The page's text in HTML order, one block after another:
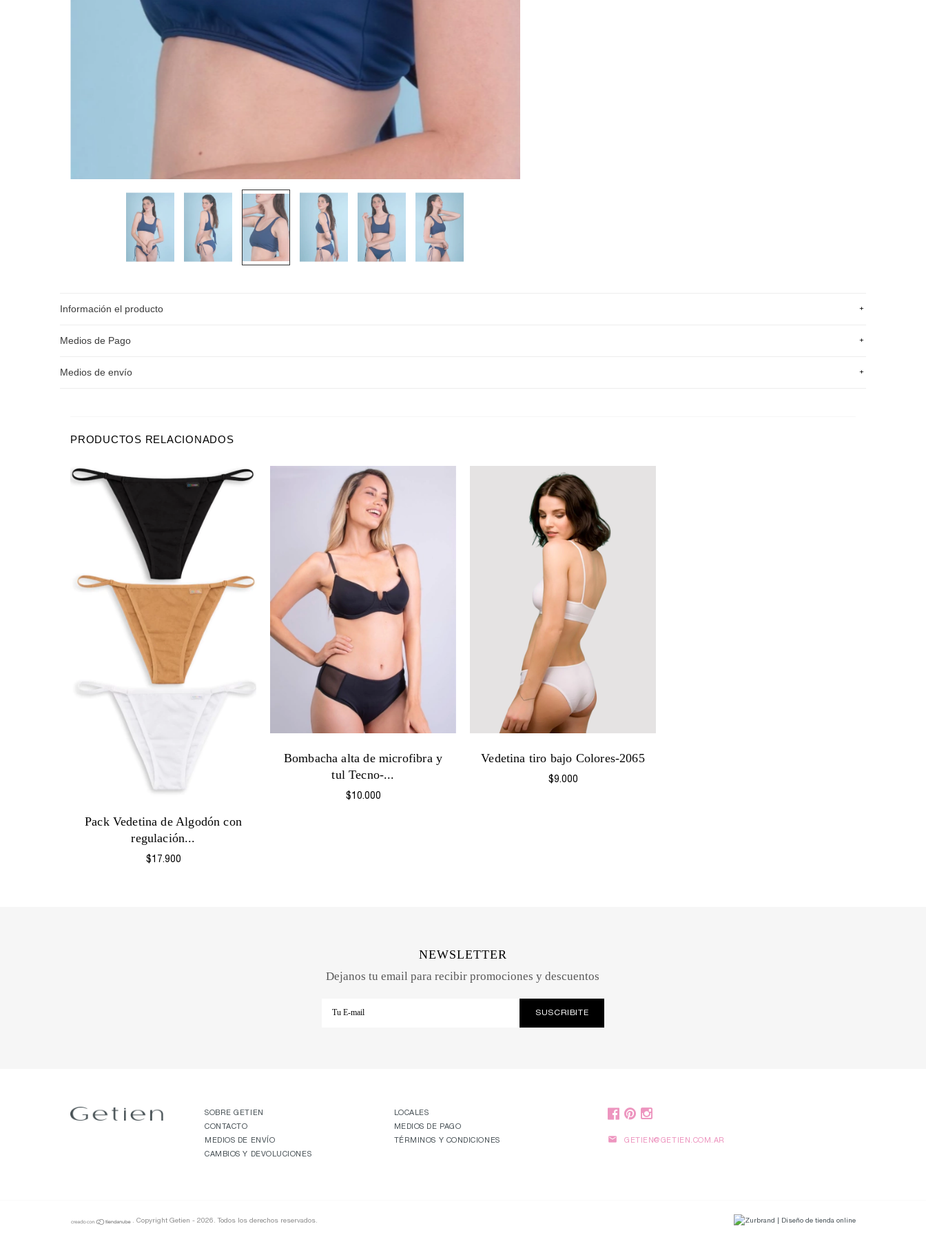
+
Información el producto
+
Medios de Pago
+
Medios de envío
PRODUCTOS RELACIONADOS
Pack Vedetina de Algodón con
regulación...
$17.900
Bombacha alta de microfibra y
tul Tecno-...
$10.000
Vedetina tiro bajo Colores-2065
$9.000
NEWSLETTER
Dejanos tu email para recibir promociones y descuentos
SOBRE GETIEN
LOCALES
CONTACTO
MEDIOS DE PAGO
MEDIOS DE ENVÍO
TÉRMINOS Y CONDICIONES
CAMBIOS Y DEVOLUCIONES
 GETIEN@GETIEN.COM.AR
. Copyright Getien - 2026. Todos los derechos reservados.